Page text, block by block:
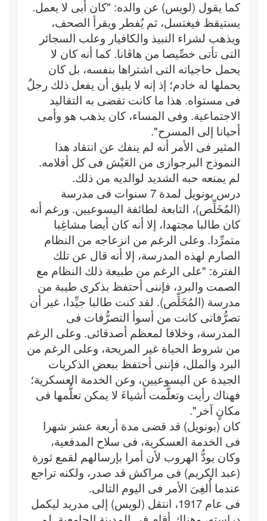
كما يقول (لويس) عن والده: "كان أبى لا يعمل.
يستيقظ فيغتسل، ثم يُفطر ويقرأ الصحف،
ويذهب لشراء النبيذ والكافيار وعلب السجائر
التى تأتى خصِّيصا من هاڤانا. كما أنه كان لا
يحمل حاجياته التى اشتراها بنفسه، بل كان
يحملها له خادم؛ إذ إنه لا يليق أن يفعل ذلك رجلٌ
فى مستواه. هذا ما كانت تقضى به التقاليد
الاجتماعية. وفى المساء، كان يذهب هو وأمى
أحيانا إلى المسرح".
المثير فى الأمر أنه لم ينفك عن انتقاد هذا
النموذج البرجوازى من العَيْش فى كل أفلامه.
لم يمنعه حبه الشديد لوالديه من ذلك.
درس بونويل لمدة 7 سنوات فى مدرسة
(المُخَلِّص)، التابعة لطائفة اليسوعيين. ورغم أنه
كان طالبا مجتهدا، إلا أنه كان أيضا مشاغِبا
متمرِّدا. وعلى الرغم من انزعاجه من النظام
الصارم لهذه المدرسة، إلا أنه قال عن تلك
الفترة: "على الرغم من طبيعة ذلك النظام مع
الصمت والبرد، فإننى أحتفظ بذكرى طيبة من
مدرسة (المُخَلِّص). لقد كنت طالبا جيِّدا، غير أن
تصرُّفاتى كانت من أسوأ التصرُّفات فى
المدرسة، وخلافا لمعظم أصدقائى. وعلى الرغم
من شروط الحياة غير المريحة، وعلى الرغم من
البرد والملل، فإننى أحتفظ ببعض الذكريات
الجيدة عن اليسوعيين، وعن الخدمة العسكرية؛
فهناك رأيت وتعلَّمت أشياءَ لا يمكن تعلُّمها فى
مكانٍ آخر".
كان (بونويل) قد قضى مدة أربعة عشر شهرا
فى الخدمة العسكرية، فى سلاح المدفعية،
وكان يودُّ الهروب لأن أمرا بإرسالهم لقمع ثورة
(عبد الكريم) فى مراكش قد صدر، ولكنه تراجع
عندما أُلغِىَ الأمر فى اليوم التالى.
فى عام 1917، انتقل (لويس) إلى مدريد ليكمل